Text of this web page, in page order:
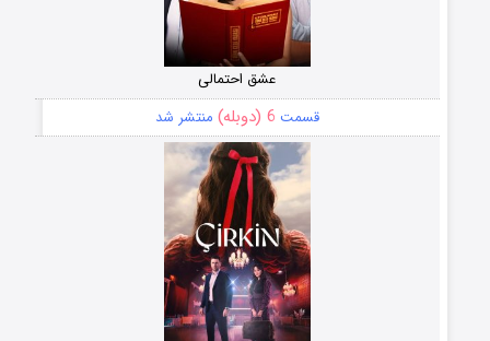
عشق احتمالی
قسمت 6 (دوبله) منتشر شد